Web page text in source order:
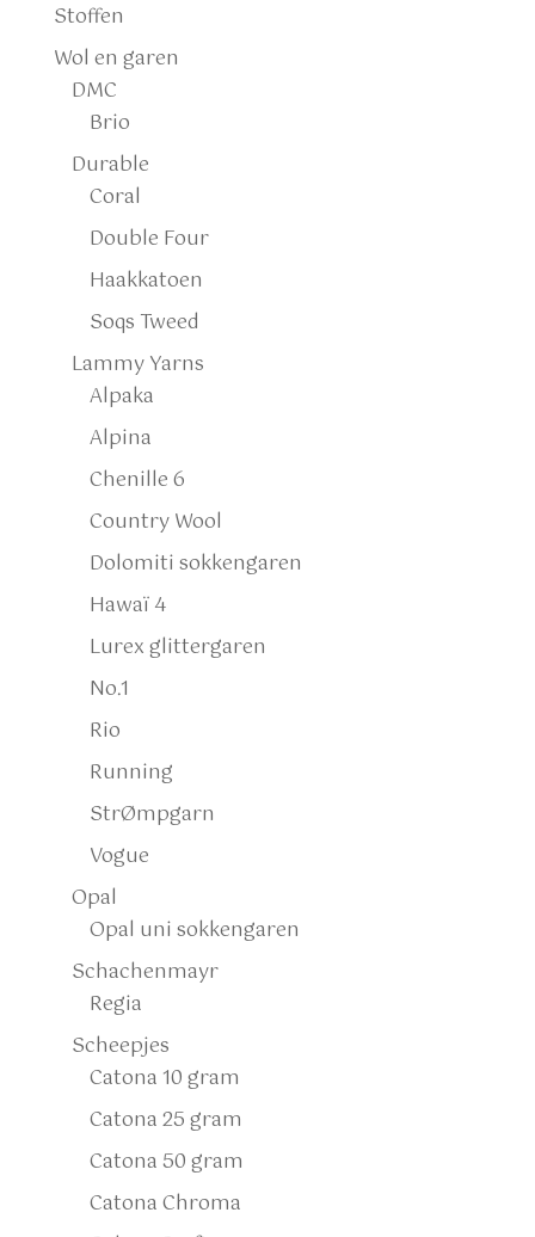
Stoffen
Wol en garen
DMC
Brio
Durable
Coral
Double Four
Haakkatoen
Soqs Tweed
Lammy Yarns
Alpaka
Alpina
Chenille 6
Country Wool
Dolomiti sokkengaren
Hawaï 4
Lurex glittergaren
No.1
Rio
Running
StrØmpgarn
Vogue
Opal
Opal uni sokkengaren
Schachenmayr
Regia
Scheepjes
Catona 10 gram
Catona 25 gram
Catona 50 gram
Catona Chroma